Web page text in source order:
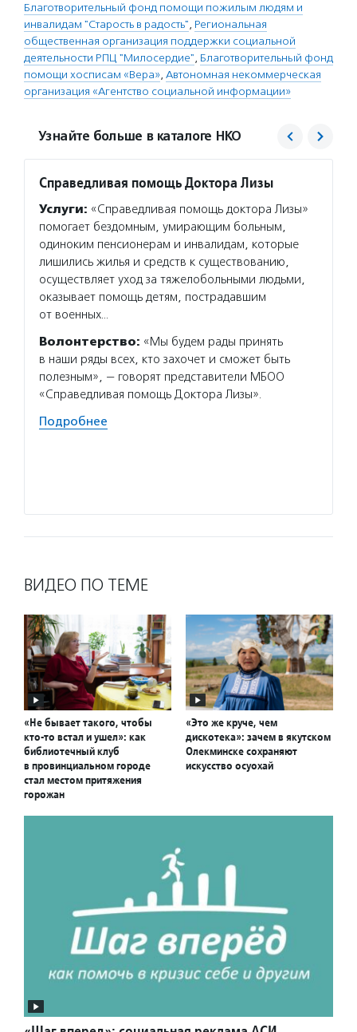
Благотворительный фонд помощи пожилым людям и
инвалидам "Старость в радость", Региональная
общественная организация поддержки социальной
деятельности РПЦ "Милосердие", Благотворительный фонд
помощи хосписам «Вера», Автономная некоммерческая
организация «Агентство социальной информации»
Узнайте больше в каталоге НКО
Справедливая помощь Доктора Лизы
Услуги: «Справедливая помощь доктора Лизы»
помогает бездомным, умирающим больным,
одиноким пенсионерам и инвалидам, которые
лишились жилья и средств к существованию,
осуществляет уход за тяжелобольными людьми,
оказывает помощь детям, пострадавшим
от военных…
Волонтерство: «Мы будем рады принять
в наши ряды всех, кто захочет и сможет быть
полезным», — говорят представители МБОО
«Справедливая помощь Доктора Лизы».
Подробнее
ВИДЕО ПО ТЕМЕ
«Не бывает такого, чтобы
кто-то встал и ушел»: как
библиотечный клуб
в провинциальном городе
стал местом притяжения
горожан
«Это же круче, чем
дискотека»: зачем в якутском
Олекминске сохраняют
искусство осуохай